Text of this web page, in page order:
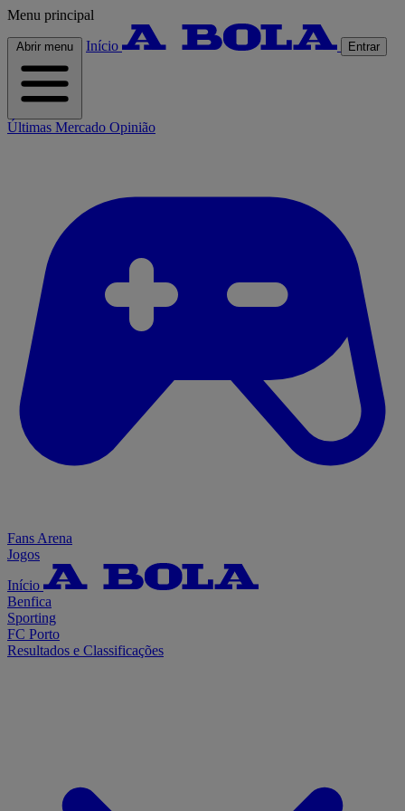
Menu principal
Abrir menu Início Entrar
Últimas Mercado Opinião
Fans Arena
Jogos
Início
Benfica
Sporting
FC Porto
Resultados e Classificações